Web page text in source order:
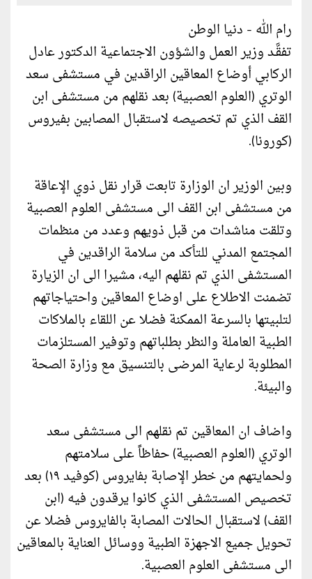
رام الله - دنيا الوطن
تفقَّـد وزير العمل والشؤون الاجتماعية الدكتور عادل
الركابي أوضاع المعاقين الراقدين في مستشفى سعد
الوتري (العلوم العصبية) بعد نقلهم من مستشفى ابن
القف الذي تم تخصيصه لاستقبال المصابين بفيروس
(كورونا).
وبين الوزير ان الوزارة تابعت قرار نقل ذوي الإعاقة
من مستشفى ابن القف الى مستشفى العلوم العصبية
وتلقت مناشدات من قبل ذويهم وعدد من منظمات
المجتمع المدني للتأكد من سلامة الراقدين في
المستشفى الذي تم نقلهم اليه، مشيرا الى ان الزيارة
تضمنت الاطلاع على اوضاع المعاقين واحتياجاتهم
لتلبيتها بالسرعة الممكنة فضلا عن اللقاء بالملاكات
الطبية العاملة والنظر بطلباتهم وتوفير المستلزمات
المطلوبة لرعاية المرضى بالتنسيق مع وزارة الصحة
والبيئة.
واضاف ان المعاقين تم نقلهم الى مستشفى سعد
الوتري (العلوم العصبية) حفاظاً على سلامتهم
ولحمايتهم من خطر الإصابة بفايروس (كوفيد ١٩) بعد
تخصيص المستشفى الذي كانوا يرقدون فيه (ابن
القف) لاستقبال الحالات المصابة بالفايروس فضلا عن
تحويل جميع الاجهزة الطبية ووسائل العناية بالمعاقين
الى مستشفى العلوم العصبية.